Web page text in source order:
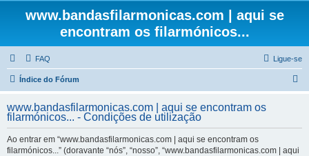
www.bandasfilarmonicas.com | aqui se
encontram os filarmónicos...
FAQ Ligue-se
Índice do Fórum
q
www.bandasfilarmonicas.com | aqui se encontram os
filarmónicos... - Condições de utilização
Ao entrar em “www.bandasfilarmonicas.com | aqui se encontram os
filarmónicos...” (doravante “nós”, “nosso”, “www.bandasfilarmonicas.com | aqui